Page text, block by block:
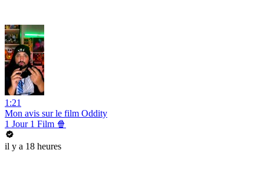
1:21
Mon avis sur le film Oddity
1 Jour 1 Film 🍿
il y a 18 heures